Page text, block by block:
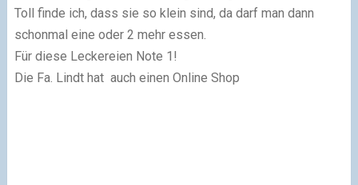
Toll finde ich, dass sie so klein sind, da darf man dann
schonmal eine oder 2 mehr essen.
Für diese Leckereien Note 1!
Die Fa. Lindt hat auch einen Online Shop